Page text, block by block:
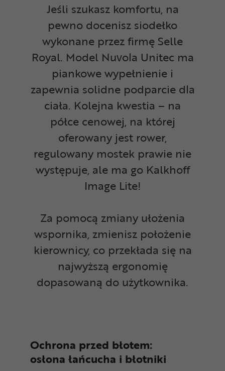
Jeśli szukasz komfortu, na
pewno docenisz siodełko
wykonane przez firmę Selle
Royal. Model Nuvola Unitec ma
piankowe wypełnienie i
zapewnia solidne podparcie dla
ciała. Kolejna kwestia – na
półce cenowej, na której
oferowany jest rower,
regulowany mostek prawie nie
występuje, ale ma go Kalkhoff
Image Lite!
Za pomocą zmiany ułożenia
wspornika, zmienisz położenie
kierownicy, co przekłada się na
najwyższą ergonomię
dopasowaną do użytkownika.
Ochrona przed błotem:
osłona łańcucha i błotniki